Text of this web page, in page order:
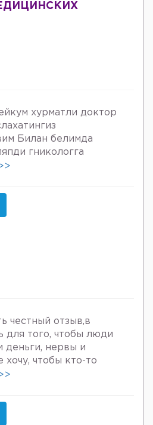
хурматли доктор
Билан белимда
гникологга
хирурга учрадим
фойдаси булмаяпди
деган фикрга
учун хатто
3та фарзанди бор
честный отзыв,в
для того, чтобы люди
деньги, нервы и
хочу, чтобы кто-то
я. Врач
и нормальном
к людям.